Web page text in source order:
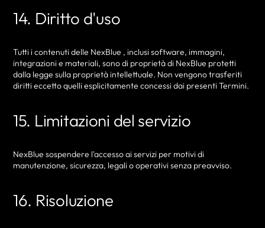
14. Diritto d'uso
Tutti i contenuti delle NexBlue , inclusi software, immagini,
integrazioni e materiali, sono di proprietà di NexBlue protetti
dalla legge sulla proprietà intellettuale. Non vengono trasferiti
diritti eccetto quelli esplicitamente concessi dai presenti Termini.
15. Limitazioni del servizio
NexBlue sospendere l'accesso ai servizi per motivi di
manutenzione, sicurezza, legali o operativi senza preavviso.
16. Risoluzione